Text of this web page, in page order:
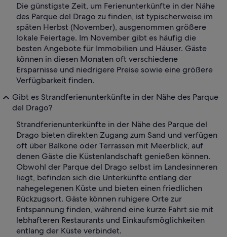
Die günstigste Zeit, um Ferienunterkünfte in der Nähe
des Parque del Drago zu finden, ist typischerweise im
späten Herbst (November), ausgenommen größere
lokale Feiertage. Im November gibt es häufig die
besten Angebote für Immobilien und Häuser. Gäste
können in diesen Monaten oft verschiedene
Ersparnisse und niedrigere Preise sowie eine größere
Verfügbarkeit finden.
Gibt es Strandferienunterkünfte in der Nähe des Parque
del Drago?
Strandferienunterkünfte in der Nähe des Parque del
Drago bieten direkten Zugang zum Sand und verfügen
oft über Balkone oder Terrassen mit Meerblick, auf
denen Gäste die Küstenlandschaft genießen können.
Obwohl der Parque del Drago selbst im Landesinneren
liegt, befinden sich die Unterkünfte entlang der
nahegelegenen Küste und bieten einen friedlichen
Rückzugsort. Gäste können ruhigere Orte zur
Entspannung finden, während eine kurze Fahrt sie mit
lebhafteren Restaurants und Einkaufsmöglichkeiten
entlang der Küste verbindet.